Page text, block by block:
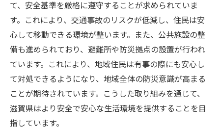
て、安全基準を厳格に遵守することが求められていま
す。これにより、交通事故のリスクが低減し、住民は安
心して移動できる環境が整います。また、公共施設の整
備も進められており、避難所や防災拠点の設置が行われ
ています。これにより、地域住民は有事の際にも安心し
て対処できるようになり、地域全体の防災意識が高まる
ことが期待されています。こうした取り組みを通じて、
滋賀県はより安全で安心な生活環境を提供することを目
指しています。